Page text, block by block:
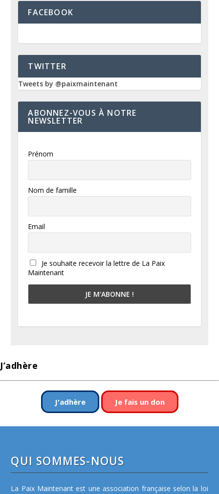
FACEBOOK
TWITTER
Tweets by @paixmaintenant
ABONNEZ-VOUS À NOTRE
NEWSLETTER
Prénom
Nom de famille
Email
Je souhaite recevoir la lettre de La Paix
Maintenant
J’adhère
J'adhère Je fais un don
QUI SOMMES-NOUS
La Paix Maintenant est une association française selon la loi